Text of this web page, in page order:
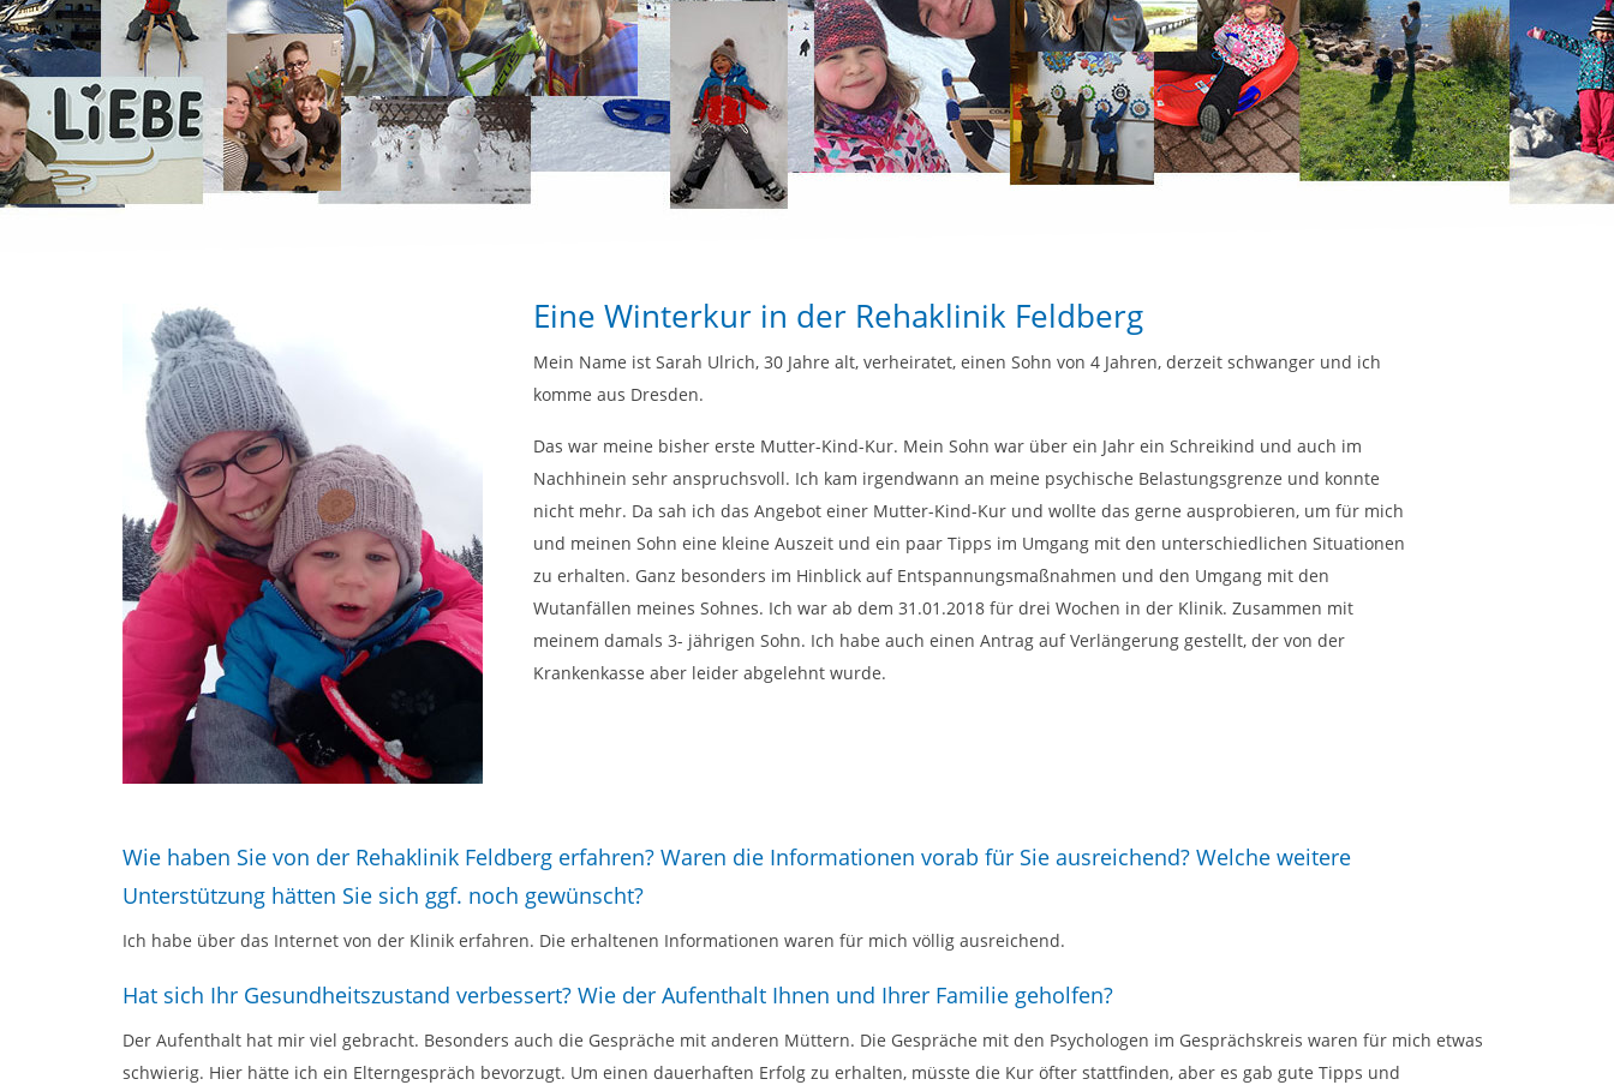
Eine Winterkur in der Rehaklinik Feldberg
Mein Name ist Sarah Ulrich, 30 Jahre alt, verheiratet, einen Sohn von 4 Jahren, derzeit schwanger und ich
komme aus Dresden.
Das war meine bisher erste Mutter-Kind-Kur. Mein Sohn war über ein Jahr ein Schreikind und auch im
Nachhinein sehr anspruchsvoll. Ich kam irgendwann an meine psychische Belastungsgrenze und konnte
nicht mehr. Da sah ich das Angebot einer Mutter-Kind-Kur und wollte das gerne ausprobieren, um für mich
und meinen Sohn eine kleine Auszeit und ein paar Tipps im Umgang mit den unterschiedlichen Situationen
zu erhalten. Ganz besonders im Hinblick auf Entspannungsmaßnahmen und den Umgang mit den
Wutanfällen meines Sohnes. Ich war ab dem 31.01.2018 für drei Wochen in der Klinik. Zusammen mit
meinem damals 3- jährigen Sohn. Ich habe auch einen Antrag auf Verlängerung gestellt, der von der
Krankenkasse aber leider abgelehnt wurde.
Wie haben Sie von der Rehaklinik Feldberg erfahren? Waren die Informationen vorab für Sie ausreichend? Welche weitere
Unterstützung hätten Sie sich ggf. noch gewünscht?
Ich habe über das Internet von der Klinik erfahren. Die erhaltenen Informationen waren für mich völlig ausreichend.
Hat sich Ihr Gesundheitszustand verbessert? Wie der Aufenthalt Ihnen und Ihrer Familie geholfen?
Der Aufenthalt hat mir viel gebracht. Besonders auch die Gespräche mit anderen Müttern. Die Gespräche mit den Psychologen im Gesprächskreis waren für mich etwas
schwierig. Hier hätte ich ein Elterngespräch bevorzugt. Um einen dauerhaften Erfolg zu erhalten, müsste die Kur öfter stattfinden, aber es gab gute Tipps und